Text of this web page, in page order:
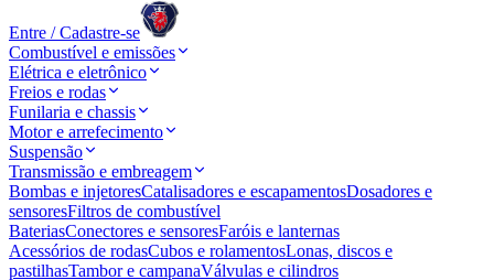
Entre / Cadastre-se
Combustível e emissões
Elétrica e eletrônico
Freios e rodas
Funilaria e chassis
Motor e arrefecimento
Suspensão
Transmissão e embreagem
Bombas e injetoresCatalisadores e escapamentosDosadores e
sensoresFiltros de combustível
BateriasConectores e sensoresFaróis e lanternas
Acessórios de rodasCubos e rolamentosLonas, discos e
pastilhasTambor e campanaVálvulas e cilindros